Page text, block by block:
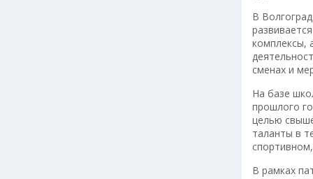
В
комплексы,
сменах и
На базе
прошлого
целью
таланты в
В рамках